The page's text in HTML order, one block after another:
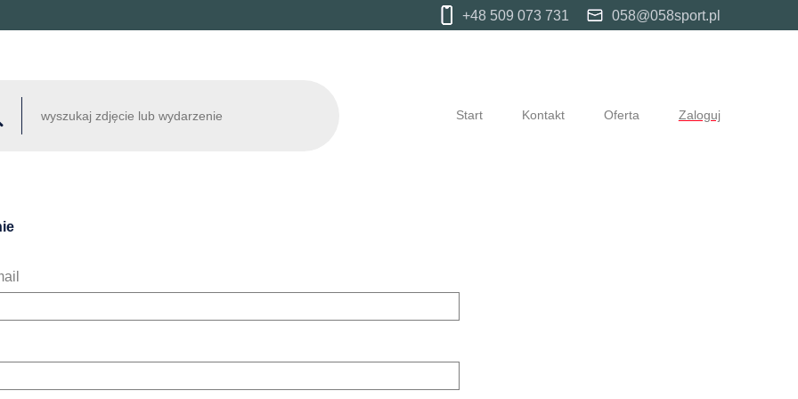
+48 509 073 731 058@058sport.pl
Start Kontakt Oferta Zaloguj